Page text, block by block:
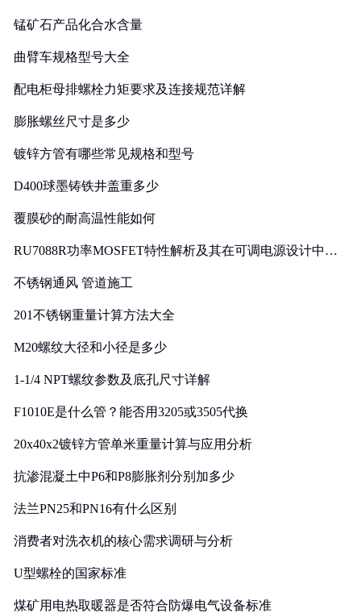
锰矿石产品化合水含量
曲臂车规格型号大全
配电柜母排螺栓力矩要求及连接规范详解
膨胀螺丝尺寸是多少
镀锌方管有哪些常见规格和型号
D400球墨铸铁井盖重多少
覆膜砂的耐高温性能如何
RU7088R功率MOSFET特性解析及其在可调电源设计中的
不锈钢通风 管道施工
201不锈钢重量计算方法大全
M20螺纹大径和小径是多少
1-1/4 NPT螺纹参数及底孔尺寸详解
F1010E是什么管？能否用3205或3505代换
20x40x2镀锌方管单米重量计算与应用分析
抗渗混凝土中P6和P8膨胀剂分别加多少
法兰PN25和PN16有什么区别
消费者对洗衣机的核心需求调研与分析
U型螺栓的国家标准
煤矿用电热取暖器是否符合防爆电气设备标准